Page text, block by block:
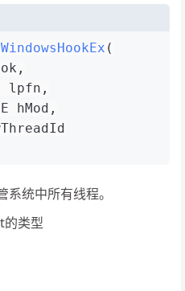
(
lpfn,
hMod,
统中所有线程。
类型